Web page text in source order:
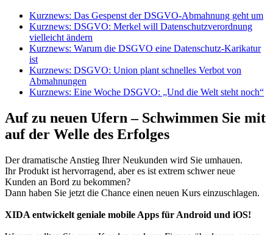
Kurznews: Das Gespenst der DSGVO-Abmahnung geht um
Kurznews: DSGVO: Merkel will Datenschutzverordnung
vielleicht ändern
Kurznews: Warum die DSGVO eine Datenschutz-Karikatur
ist
Kurznews: DSGVO: Union plant schnelles Verbot von
Abmahnungen
Kurznews: Eine Woche DSGVO: „Und die Welt steht noch“
Auf zu neuen Ufern – Schwimmen Sie mit
auf der Welle des Erfolges
Der dramatische Anstieg Ihrer Neukunden wird Sie umhauen.
Ihr Produkt ist hervorragend, aber es ist extrem schwer neue
Kunden an Bord zu bekommen?
Dann haben Sie jetzt die Chance einen neuen Kurs einzuschlagen.
XIDA entwickelt geniale mobile Apps für Android und iOS!